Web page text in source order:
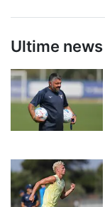
Ultime news